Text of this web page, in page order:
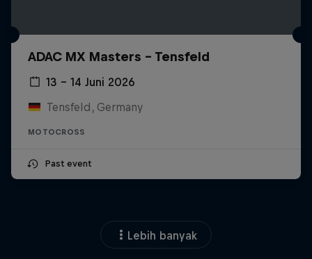
ADAC MX Masters – Tensfeld
13 – 14 Juni 2026
Tensfeld, Germany
MOTOCROSS
Past event
Lebih banyak